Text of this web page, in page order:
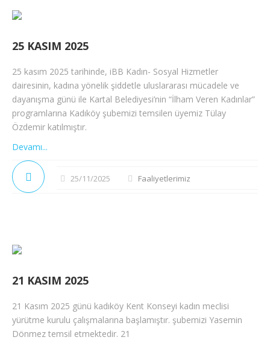
25 KASIM 2025
25 kasım 2025 tarihinde, iBB Kadın- Sosyal Hizmetler
dairesinin, kadına yönelik şiddetle uluslararası mücadele ve
dayanışma günü ile Kartal Belediyesi’nin “İlham Veren Kadınlar”
programlarına Kadıköy şubemizi temsilen üyemiz Tülay
Özdemir katılmıştır.
Devamı...
25/11/2025 Faaliyetlerimiz
21 KASIM 2025
21 Kasım 2025 günü kadıköy Kent Konseyi kadın meclisi
yürütme kurulu çalışmalarına başlamıştır. şubemizi Yasemin
Dönmez temsil etmektedir. 21